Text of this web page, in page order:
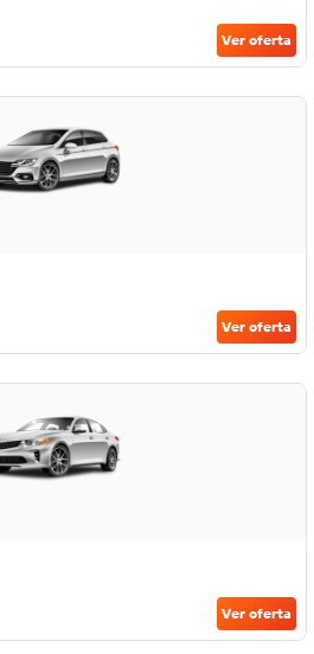
Ver oferta
Ver oferta
Ver oferta